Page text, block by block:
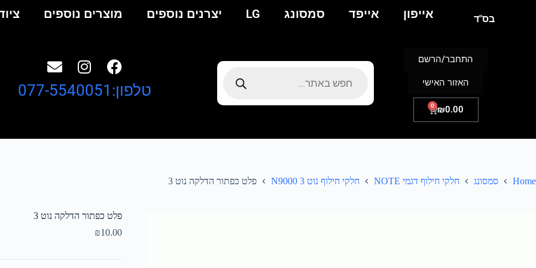
אייפון אייפד סמסונג LG יצרנים נוספים מוצרים נוספים בס"ד
₪0.00
0
התחבר/הרשם
האזור האישי טלפון:077-5540051
Home סמסונג חלקי חילוף דגמי NOTE חלקי חילוף נוט 3 N9000 פלט כפתור הדלקה נוט 3
פלט כפתור הדלקה נוט 3
₪10.00